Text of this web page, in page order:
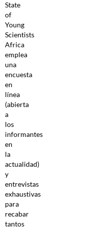
State
of
Young
Scientists
Africa
emplea
una
encuesta
en
línea
(abierta
a
los
informantes
en
la
actualidad)
y
entrevistas
exhaustivas
para
recabar
tantos